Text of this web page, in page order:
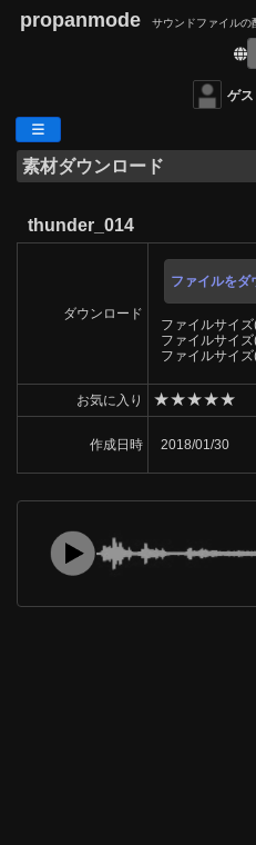
propanmode サウンドファイルの
ゲス
素材ダウンロード
thunder_014
ダウンロード
ファイルをダ
ファイルサイ
ファイルサイ
ファイルサイ
お気に入り ★★★★★
作成日時 2018/01/30